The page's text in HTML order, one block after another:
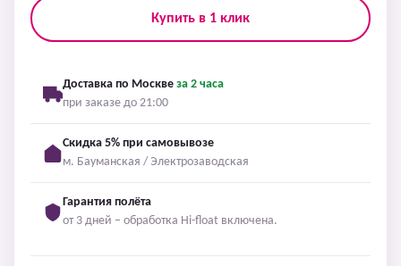
Купить в 1 клик
Доставка по Москве за 2 часа
при заказе до 21:00
Скидка 5% при самовывозе
м. Бауманская / Электрозаводская
Гарантия полёта
от 3 дней – обработка Hi-float включена.